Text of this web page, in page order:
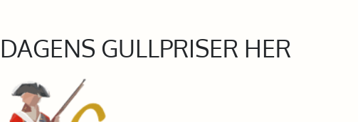
GULLPRISER HER